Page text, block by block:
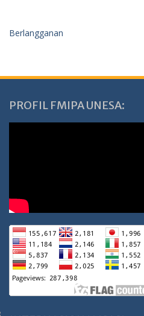
Berlangganan
PROFIL FMIPA UNESA: